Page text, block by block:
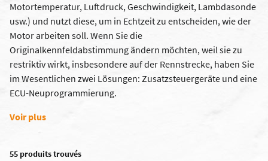
Motortemperatur, Luftdruck, Geschwindigkeit, Lambdasonde
usw.) und nutzt diese, um in Echtzeit zu entscheiden, wie der
Motor arbeiten soll. Wenn Sie die
Originalkennfeldabstimmung ändern möchten, weil sie zu
restriktiv wirkt, insbesondere auf der Rennstrecke, haben Sie
im Wesentlichen zwei Lösungen: Zusatzsteuergeräte und eine
ECU-Neuprogrammierung.
Voir plus
55 produits trouvés